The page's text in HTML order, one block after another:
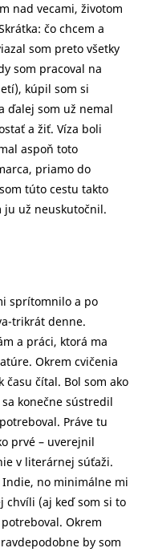
nad vecami, životom
čo chcem a
som preto všetky
som pracoval na
kúpil som si
ďalej som už nemal
a žiť. Víza boli
aspoň toto
priamo do
túto cestu takto
ju už neuskutočnil.
sprítomnilo a po
trikrát denne.
a práci, ktorá ma
Okrem cvičenia
času čítal. Bol som ako
konečne sústredil
Práve tu
prvé – uverejnil
v literárnej súťaži.
Indie, no minimálne mi
chvíli (aj keď som si to
Okrem
by som